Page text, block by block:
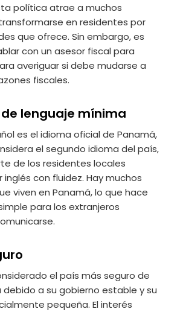
política atrae a muchos
en residentes por
que ofrece. Sin embargo, es
con un asesor fiscal para
averiguar si debe mudarse a
fiscales.
lenguaje mínima
es el idioma oficial de Panamá,
el segundo idioma del país,
de los residentes locales
con fluidez. Hay muchos
viven en Panamá, lo que hace
para los extranjeros
el país más seguro de
a su gobierno estable y su
pequeña. El interés